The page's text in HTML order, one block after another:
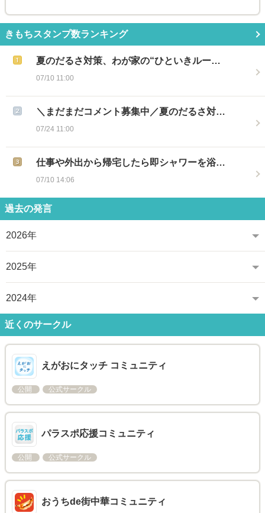
きもちスタンプ数ランキング
夏のだるさ対策、わが家の“ひといきルー…
07/10 11:00
＼まだまだコメント募集中／夏のだるさ対…
07/24 11:00
仕事や外出から帰宅したら即シャワーを浴…
07/10 14:06
過去の発言
2026年
2025年
2024年
近くのサークル
えがおにタッチ コミュニティ
公開 公式サークル
パラスポ応援コミュニティ
公開 公式サークル
おうちde街中華コミュニティ